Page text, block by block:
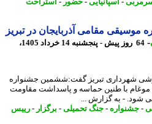
- اسپانیایی-حضور-استراحت
مقامی آذربایجان در تبریز
64 روز پیش - پنجشنبه 14 خرداد 1405،
تبریز گفت:ششمین جشنواره
با طنین حماسه و پاسداشت مقاومت
- به گزارش ...
- جنگ تحمیلی-برگزار - رییس